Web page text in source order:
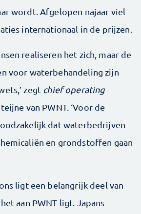
wordt. Afgelopen najaar viel
internationaal in de prijzen.
realiseren het zich, maar de
voor waterbehandeling zijn
zegt chief operating
van PWNT. ‘Voor de
dat waterbedrijven
en grondstoffen gaan
ligt een belangrijk deel van
aan PWNT ligt. Japans